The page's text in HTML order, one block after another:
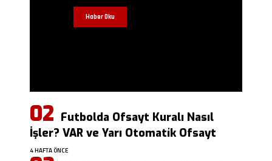
Haber Oku
Futbolda Ofsayt Kuralı Nasıl
İşler? VAR ve Yarı Otomatik Ofsayt
4 HAFTA ÖNCE